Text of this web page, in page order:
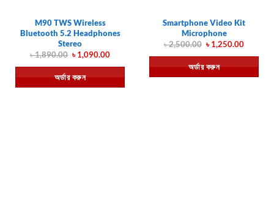
M90 TWS Wireless
Bluetooth 5.2 Headphones
Stereo
৳1,890.00 Original
price
was:
৳ 1,890.00.
৳1,090.00Current
is:
৳ 1,090.00.
অর্ডার করুন
Smartphone Video Kit
Microphone
৳2,500.00 Original
price
was:
৳ 2,500.00.
৳1,250.00Current
is:
৳
অর্ডার করুন